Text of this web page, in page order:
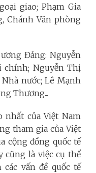
giao; Phạm Gia
Chánh Văn phòng
Đảng: Nguyễn
chính; Nguyễn Thị
nước; Lê Mạnh
Thương...
nhất của Việt Nam
tham gia của Việt
cộng đồng quốc tế
cũng là việc cụ thể
vấn đề quốc tế